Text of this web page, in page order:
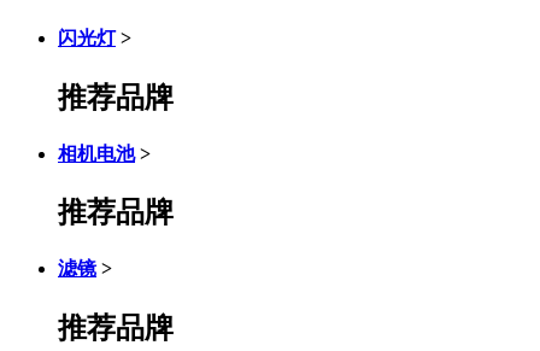
闪光灯 >
推荐品牌
相机电池 >
推荐品牌
滤镜 >
推荐品牌